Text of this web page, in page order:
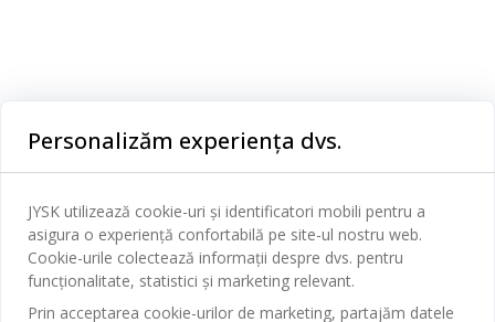
Baie
Birou
Sufragerie
Contact Relații Clienți
Magazine și program
Broșură
JYSK
Despre JYSK
Personalizăm experiența dvs.
JYSK utilizează cookie-uri și identificatori mobili pentru a
asigura o experiență confortabilă pe site-ul nostru web.
Cookie-urile colectează informații despre dvs. pentru
funcționalitate, statistici și marketing relevant.
Prin acceptarea cookie-urilor de marketing, partajăm datele